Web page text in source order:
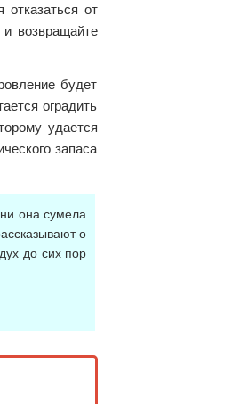
от
возвращайте
будет
оградить
удается
запаса
она сумела
о
до сих пор